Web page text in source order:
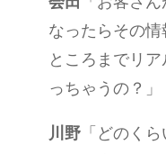
なったらその
ところまでリ
っちゃうの？」
川野「どのくら